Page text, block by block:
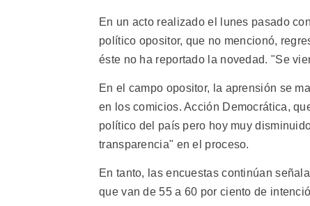
En un acto realizado el lunes pasado
político opositor, que no mencionó,
éste no ha reportado la novedad. "Se
En el campo opositor, la aprensión se
en los comicios. Acción Democrática,
político del país pero hoy muy
transparencia" en el proceso.
En tanto, las encuestas continúan
que van de 55 a 60 por ciento de